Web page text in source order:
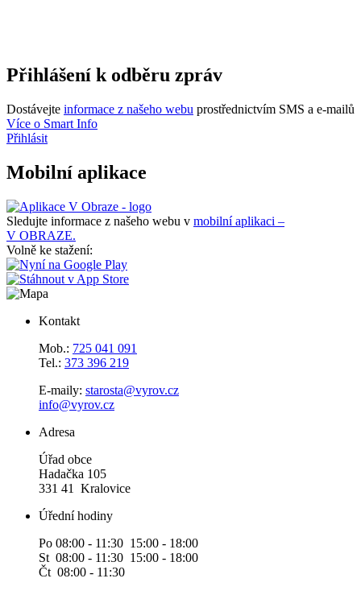
Přihlášení k odběru zpráv
Dostávejte informace z našeho webu prostřednictvím SMS a e-mailů
Více o Smart Info
Přihlásit
Mobilní aplikace
Sledujte informace z našeho webu v mobilní aplikaci –
V OBRAZE.
Volně ke stažení:
Kontakt
Mob.: 725 041 091
Tel.: 373 396 219
E-maily: starosta@vyrov.cz
info@vyrov.cz
Adresa
Úřad obce
Hadačka 105
331 41 Kralovice
Úřední hodiny
Po 08:00 - 11:30 15:00 - 18:00
St 08:00 - 11:30 15:00 - 18:00
Čt 08:00 - 11:30